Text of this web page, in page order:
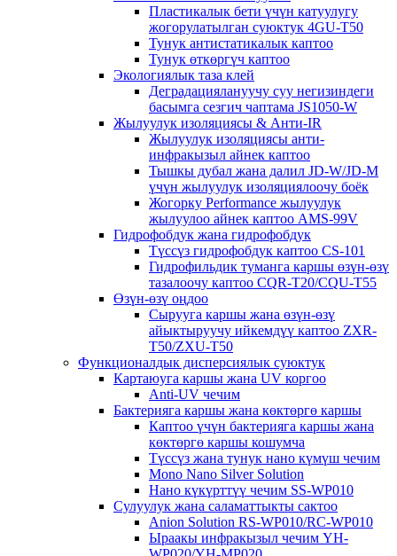
Пластикалык бети үчүн катуулугу
жогорулатылган суюктук 4GU-T50
Тунук антистатикалык каптоо
Тунук өткөргүч каптоо
Экологиялык таза клей
Деградациялануучу суу негизиндеги
басымга сезгич чаптама JS1050-W
Жылуулук изоляциясы & Анти-IR
Жылуулук изоляциясы анти-
инфракызыл айнек каптоо
Тышкы дубал жана далил JD-W/JD-M
үчүн жылуулук изоляциялоочу боёк
Жогорку Performance жылуулук
жылуулоо айнек каптоо AMS-99V
Гидрофобдук жана гидрофобдук
Түссүз гидрофобдук каптоо CS-101
Гидрофильдик туманга каршы өзүн-өзү
тазалоочу каптоо CQR-T20/CQU-T55
Өзүн-өзү оңдоо
Сырууга каршы жана өзүн-өзү
айыктыруучу ийкемдүү каптоо ZXR-
T50/ZXU-T50
Функционалдык дисперсиялык суюктук
Картаюуга каршы жана UV коргоо
Anti-UV чечим
Бактерияга каршы жана көктөргө каршы
Каптоо үчүн бактерияга каршы жана
көктөргө каршы кошумча
Түссүз жана тунук нано күмүш чечим
Mono Nano Silver Solution
Нано күкүрттүү чечим SS-WP010
Сулуулук жана саламаттыкты сактоо
Anion Solution RS-WP010/RC-WP010
Ыраакы инфракызыл чечим YH-